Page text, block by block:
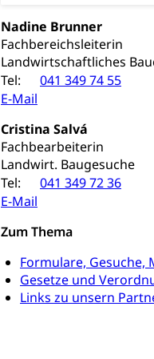
Nadine Brunner
Fachbereichsleiterin
Landwirtschaftliches
Tel:
041 349 74 55
E-Mail
Cristina Salvá
Fachbearbeiterin
Landwirt. Baugesuche
Tel:
041 349 72 36
E-Mail
Zum Thema
Formulare, Gesuche,
Gesetze und
Links zu unsern